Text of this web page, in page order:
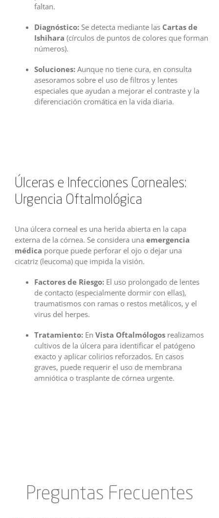
faltan.
Diagnóstico:Se detecta mediante las Cartas de
Ishihara (círculos de puntos de colores que forman
números).
Soluciones:Aunque no tiene cura, en consulta
asesoramos sobre el uso de filtros y lentes
especiales que ayudan a mejorar el contraste y la
diferenciación cromática en la vida diaria.
Úlceras e Infecciones Corneales:
Urgencia Oftalmológica
Una úlcera corneal es una herida abierta en la capa
externa de la córnea. Se considera una emergencia
médica porque puede perforar el ojo o dejar una
cicatriz (leucoma) que impida la visión.
Factores de Riesgo:El uso prolongado de lentes
de contacto (especialmente dormir con ellas),
traumatismos con ramas o restos metálicos, y el
virus del herpes.
Tratamiento:En Vista Oftalmólogosrealizamos
cultivos de la úlcera para identificar el patógeno
exacto y aplicar colirios reforzados. En casos
graves, puede requerir el uso de membrana
amniótica o trasplante de córnea urgente.
Preguntas Frecuentes